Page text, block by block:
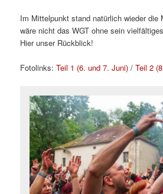
Im Mittelpunkt stand natürlich wieder die
wäre nicht das WGT ohne sein
Hier unser Rückblick!
Fotolinks:Teil 1 (6. und 7. Juni) /Teil 2